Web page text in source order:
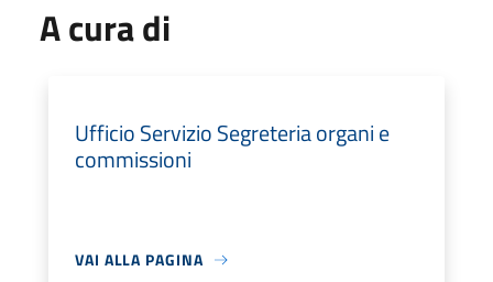
A cura di
Ufficio Servizio Segreteria organi e
commissioni
VAI ALLA PAGINA